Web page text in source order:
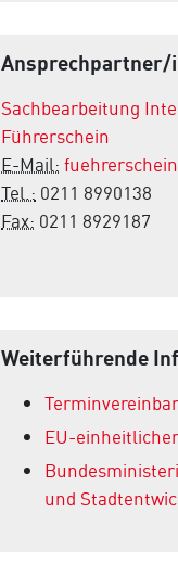
Ansprechpartner/
Sachbearbeitung
Führerschein
E-Mail:
Tel.: 0211 8990138
Fax: 0211 8929187
Weiterführende
EU-
und